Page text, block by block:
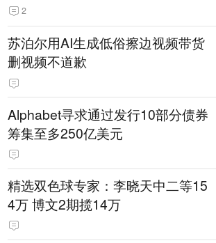
2
苏泊尔用AI生成低俗擦边视频带货
删视频不道歉
Alphabet寻求通过发行10部分债券
筹集至多250亿美元
精选双色球专家：李晓天中二等15
4万 博文2期揽14万